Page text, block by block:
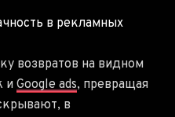
в рекламных
возвратов на видном
и Google ads, превращая
в